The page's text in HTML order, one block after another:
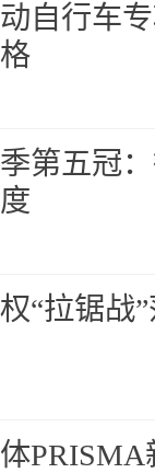
自行车
第五冠
“拉锯战